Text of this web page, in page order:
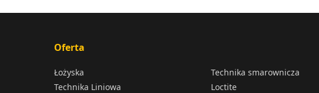
Oferta
Łożyska
Technika Liniowa
Technika smarownicza
Loctite